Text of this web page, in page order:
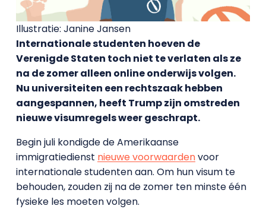
Illustratie: Janine Jansen
Internationale studenten hoeven de
Verenigde Staten toch niet te verlaten als ze
na de zomer alleen online onderwijs volgen.
Nu universiteiten een rechtszaak hebben
aangespannen, heeft Trump zijn omstreden
nieuwe visumregels weer geschrapt.
Begin juli kondigde de Amerikaanse
immigratiedienst nieuwe voorwaardenvoor
internationale studenten aan. Om hun visum te
behouden, zouden zij na de zomer ten minste één
fysieke les moeten volgen.